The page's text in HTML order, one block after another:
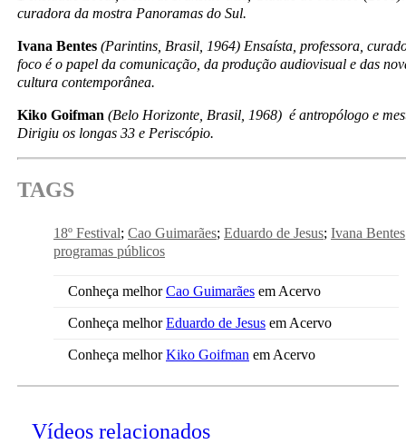
curadora da mostra Panoramas do Sul.
Ivana Bentes (Parintins, Brasil, 1964) Ensaísta, professora,
foco é o papel da comunicação, da produção audiovisual e das
cultura contemporânea.
Kiko Goifman (Belo Horizonte, Brasil, 1968) é antropólogo e
Dirigiu os longas 33 e Periscópio.
TAGS
18º Festival Cao Guimarães Eduardo de Jesus Ivana Bentes
programas públicos
Conheça melhorCao Guimarães em Acervo
Conheça melhorEduardo de Jesus em Acervo
Conheça melhorKiko Goifman em Acervo
Vídeos relacionados